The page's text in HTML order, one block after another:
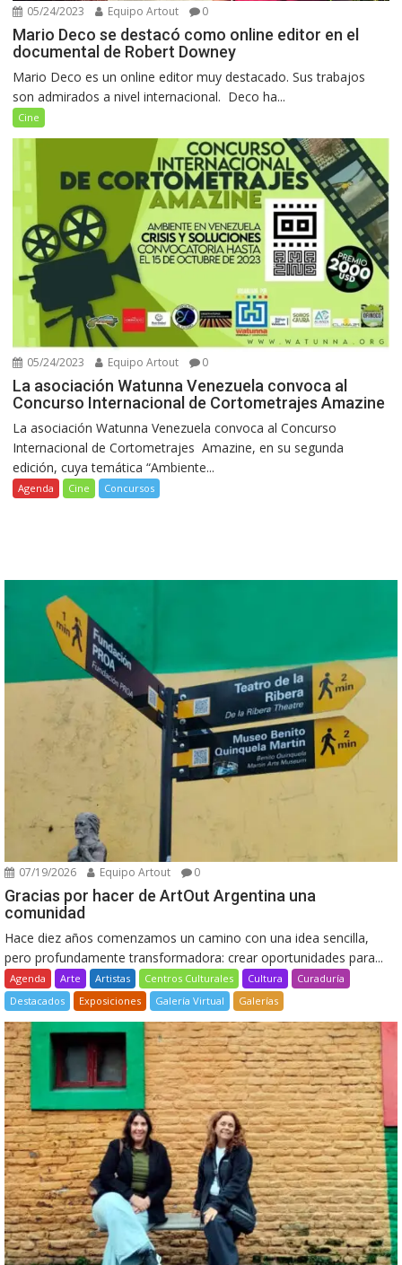
05/24/2023 Equipo Artout 0
Mario Deco se destacó como online editor en el
documental de Robert Downey
Mario Deco es un online editor muy destacado. Sus trabajos
son admirados a nivel internacional. Deco ha...
Cine
05/24/2023 Equipo Artout 0
La asociación Watunna Venezuela convoca al
Concurso Internacional de Cortometrajes Amazine
La asociación Watunna Venezuela convoca al Concurso
Internacional de Cortometrajes Amazine, en su segunda
edición, cuya temática “Ambiente...
Agenda Cine Concursos
07/19/2026 Equipo Artout 0
Gracias por hacer de ArtOut Argentina una
comunidad
Hace diez años comenzamos un camino con una idea sencilla,
pero profundamente transformadora: crear oportunidades para...
Agenda Arte Artistas Centros Culturales Cultura
Curaduría
Destacados
Exposiciones Galería Virtual Galerías